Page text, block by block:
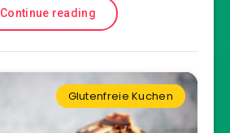
Continue reading
Glutenfreie Kuchen